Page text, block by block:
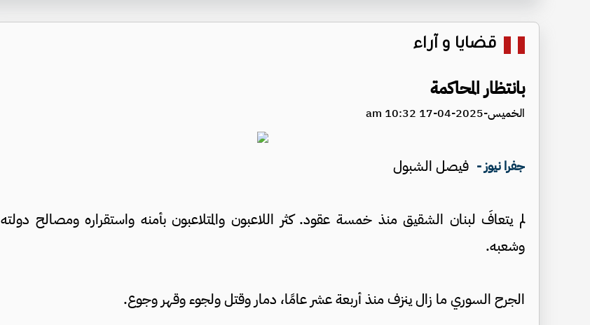
قضايا و آراء
بانتظار المحاكمة
الخميس-2025-04-17 10:32 am
جفرا نيوز - فيصل الشبول
لم يتعافَ لبنان الشقيق منذ خمسة عقود. كثر اللاعبون والمتلاعبون بأمنه واستقراره ومصالح دولته
وشعبه.
الجرح السوري ما زال ينزف منذ أربعة عشر عامًا، دمار وقتل ولجوء وقهر وجوع.